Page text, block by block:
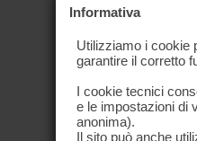
Informativa
Utilizziamo i cookie
garantire il corretto
I cookie tecnici
e le impostazioni di
anonima).
Il sito può anche